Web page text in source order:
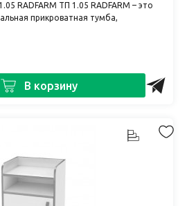
RADFARM ТП 1.05 RADFARM – это
прикроватная тумба,
В корзину